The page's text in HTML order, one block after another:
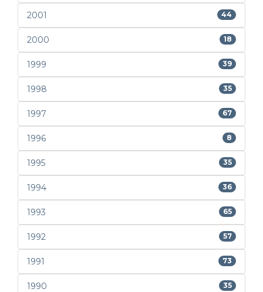
2001 44
2000 18
1999 39
1998 35
1997 67
1996 8
1995 35
1994 36
1993 65
1992 57
1991 73
1990 35